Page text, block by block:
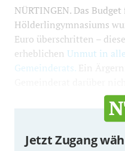
NÜRTINGEN. Das
Hölderlingymnasiums
Euro überschritten –
erheblichen Unmut in
Gemeinderats. Ein
Jetzt Zugang